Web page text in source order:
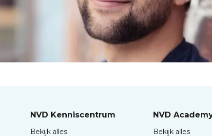
NVD Kenniscentrum
Bekijk alles
NVD
Bekijk alles